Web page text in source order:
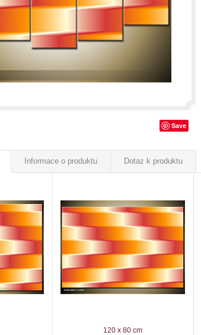
Save
Informace o produktu Dotaz k produktu
120 x 80 cm